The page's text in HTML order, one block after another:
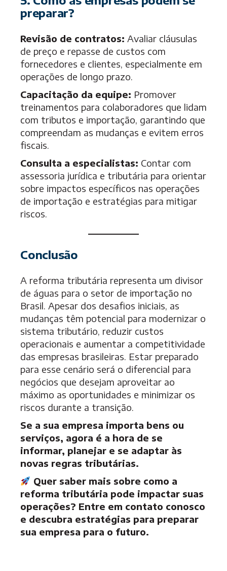
preparar?
Revisão de contratos: Avaliar cláusulas
de preço e repasse de custos com
fornecedores e clientes, especialmente em
operações de longo prazo.
Capacitação da equipe: Promover
treinamentos para colaboradores que lidam
com tributos e importação, garantindo que
compreendam as mudanças e evitem erros
fiscais.
Consulta a especialistas: Contar com
assessoria jurídica e tributária para orientar
sobre impactos específicos nas operações
de importação e estratégias para mitigar
riscos.
Conclusão
A reforma tributária representa um divisor
de águas para o setor de importação no
Brasil. Apesar dos desafios iniciais, as
mudanças têm potencial para modernizar o
sistema tributário, reduzir custos
operacionais e aumentar a competitividade
das empresas brasileiras. Estar preparado
para esse cenário será o diferencial para
negócios que desejam aproveitar ao
máximo as oportunidades e minimizar os
riscos durante a transição.
Se a sua empresa importa bens ou
serviços, agora é a hora de se
informar, planejar e se adaptar às
novas regras tributárias.
Quer saber mais sobre como a
reforma tributária pode impactar suas
operações? Entre em contato conosco
e descubra estratégias para preparar
sua empresa para o futuro.